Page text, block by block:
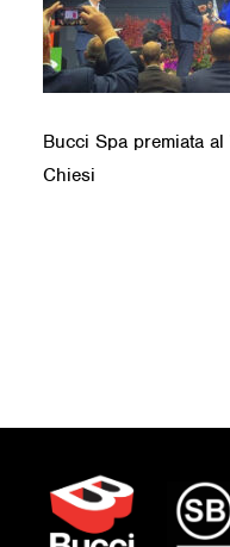
Bucci Spa premiata
Chiesi